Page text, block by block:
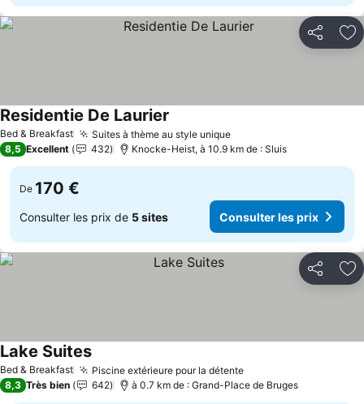
Partager
Bed & Breakfast Suites à thème au style unique
Residentie De Laurier
8,5 Excellent 432 Knocke-Heist, à 10.9 km de : Sluis
De 170 €
Consulter les prix de 5 sites Consulter les prix
Partager
Bed & Breakfast Piscine extérieure pour la détente
Lake Suites
8,3 Très bien 642 à 0.7 km de : Grand-Place de Bruges